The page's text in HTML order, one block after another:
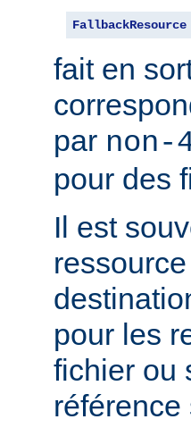
FallbackResource
fait en
par non-
pour des
Il est
pour les
fichier ou